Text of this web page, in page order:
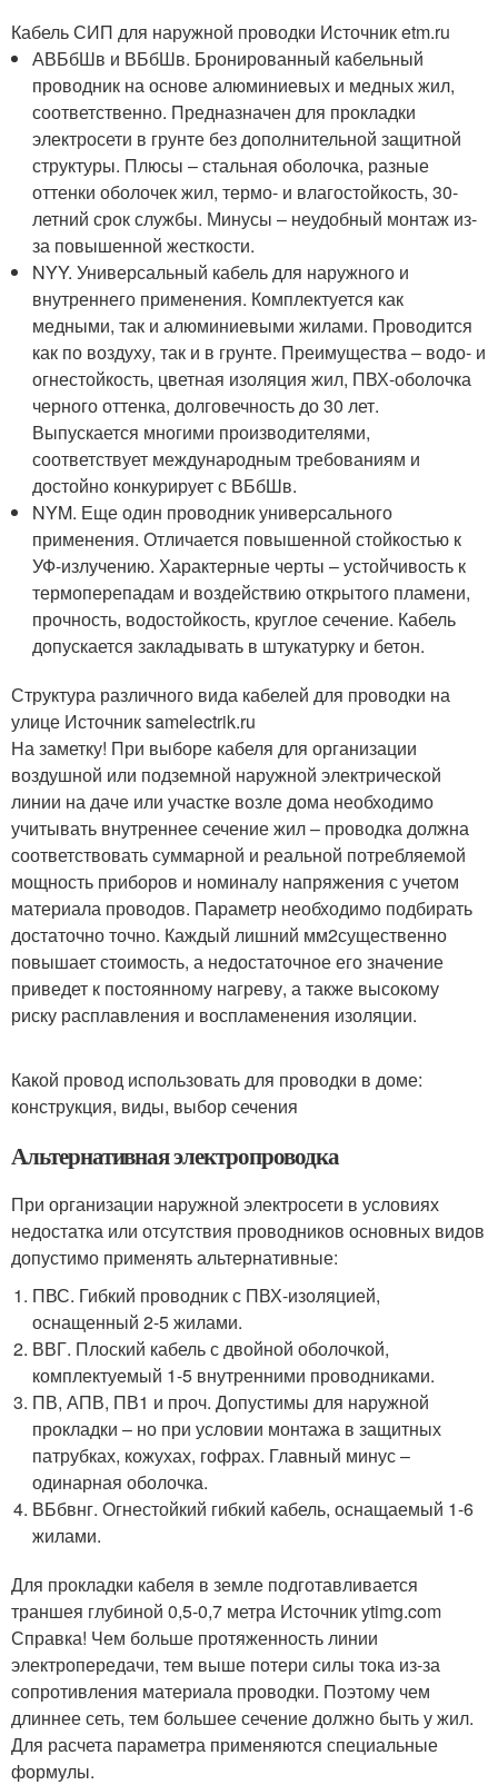
Кабель СИП для наружной проводки Источник etm.ru
АВБбШв и ВБбШв. Бронированный кабельный
проводник на основе алюминиевых и медных жил,
соответственно. Предназначен для прокладки
электросети в грунте без дополнительной защитной
структуры. Плюсы – стальная оболочка, разные
оттенки оболочек жил, термо- и влагостойкость, 30-
летний срок службы. Минусы – неудобный монтаж из-
за повышенной жесткости.
NYY. Универсальный кабель для наружного и
внутреннего применения. Комплектуется как
медными, так и алюминиевыми жилами. Проводится
как по воздуху, так и в грунте. Преимущества – водо- и
огнестойкость, цветная изоляция жил, ПВХ-оболочка
черного оттенка, долговечность до 30 лет.
Выпускается многими производителями,
соответствует международным требованиям и
достойно конкурирует с ВБбШв.
NYM. Еще один проводник универсального
применения. Отличается повышенной стойкостью к
УФ-излучению. Характерные черты – устойчивость к
термоперепадам и воздействию открытого пламени,
прочность, водостойкость, круглое сечение. Кабель
допускается закладывать в штукатурку и бетон.
Структура различного вида кабелей для проводки на
улице Источник samelectrik.ru
На заметку! При выборе кабеля для организации
воздушной или подземной наружной электрической
линии на даче или участке возле дома необходимо
учитывать внутреннее сечение жил – проводка должна
соответствовать суммарной и реальной потребляемой
мощность приборов и номиналу напряжения с учетом
материала проводов. Параметр необходимо подбирать
достаточно точно. Каждый лишний мм2существенно
повышает стоимость, а недостаточное его значение
приведет к постоянному нагреву, а также высокому
риску расплавления и воспламенения изоляции.
Какой провод использовать для проводки в доме:
конструкция, виды, выбор сечения
Альтернативная электропроводка
При организации наружной электросети в условиях
недостатка или отсутствия проводников основных видов
допустимо применять альтернативные:
ПВС. Гибкий проводник с ПВХ-изоляцией,
оснащенный 2-5 жилами.
ВВГ. Плоский кабель с двойной оболочкой,
комплектуемый 1-5 внутренними проводниками.
ПВ, АПВ, ПВ1 и проч. Допустимы для наружной
прокладки – но при условии монтажа в защитных
патрубках, кожухах, гофрах. Главный минус –
одинарная оболочка.
ВБбвнг. Огнестойкий гибкий кабель, оснащаемый 1-6
жилами.
Для прокладки кабеля в земле подготавливается
траншея глубиной 0,5-0,7 метра Источник ytimg.com
Справка! Чем больше протяженность линии
электропередачи, тем выше потери силы тока из-за
сопротивления материала проводки. Поэтому чем
длиннее сеть, тем большее сечение должно быть у жил.
Для расчета параметра применяются специальные
формулы.